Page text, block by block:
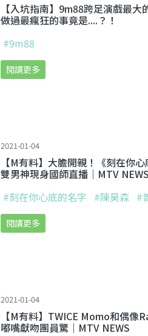
【入坑指南】9m88跨足演戲最大
做過最瘋狂的事竟是....？！
#9m88
閱讀更多
2021-01-04
【M有料】大膽開親！《刻在你心
雙男神現身國師直播｜MTV NEWS
#刻在你心底的名字 #陳昊森 #
閱讀更多
2021-01-04
【M有料】TWICE Momo和偶像
嘟嘴獻吻團員驚｜MTV NEWS